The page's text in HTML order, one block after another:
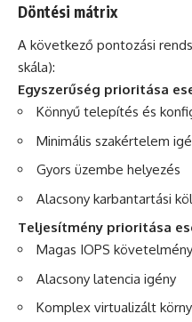
Döntési mátrix
A következő pontozási
skála):
Egyszerűség prioritása
Könnyű telepítés és
Minimális szakértelem
Gyors üzembe helyezés
Alacsony karbantartási
Teljesítmény prioritása
Magas IOPS
Alacsony latencia igény
Komplex virtualizált